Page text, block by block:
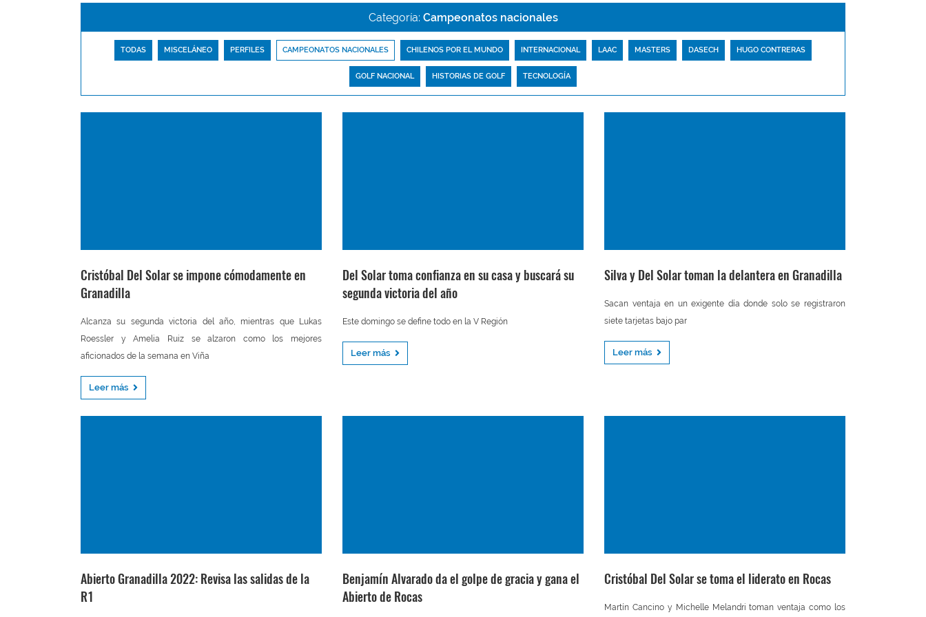
Categoría: Campeonatos nacionales
TODAS MISCELÁNEO PERFILES CAMPEONATOS NACIONALES CHILENOS POR EL MUNDO INTERNACIONAL LAAC MASTERS DASECH HUGO CONTRERAS
GOLF NACIONAL HISTORIAS DE GOLF TECNOLOGÍA
Cristóbal Del Solar se impone cómodamente en
Granadilla
Alcanza su segunda victoria del año, mientras que Lukas
Roessler y Amelia Ruiz se alzaron como los mejores
aficionados de la semana en Viña
Leer más
Del Solar toma confianza en su casa y buscará su
segunda victoria del año
Este domingo se define todo en la V Región
Leer más
Silva y Del Solar toman la delantera en Granadilla
Sacan ventaja en un exigente día donde solo se registraron
siete tarjetas bajo par
Leer más
Abierto Granadilla 2022: Revisa las salidas de la
R1
Benjamín Alvarado da el golpe de gracia y gana el
Abierto de Rocas
Cristóbal Del Solar se toma el liderato en Rocas
Martín Cancino y Michelle Melandri toman ventaja como los